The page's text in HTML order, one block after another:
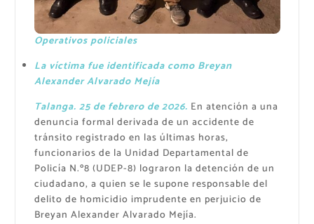
Operativos policiales
La víctima fue identificada como Breyan
Alexander Alvarado Mejía
Talanga. 25 de febrero de 2026. En atención a una
denuncia formal derivada de un accidente de
tránsito registrado en las últimas horas,
funcionarios de la Unidad Departamental de
Policía N.º8 (UDEP-8) lograron la detención de un
ciudadano, a quien se le supone responsable del
delito de homicidio imprudente en perjuicio de
Breyan Alexander Alvarado Mejía.